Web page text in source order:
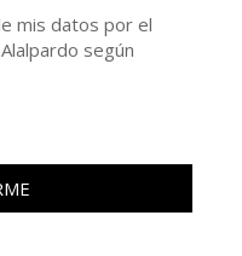
mis datos por el
según